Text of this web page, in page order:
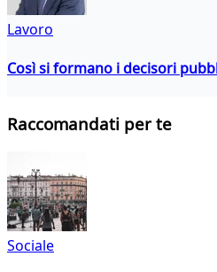
Lavoro
Così si formano i decisori
Raccomandati per te
Sociale